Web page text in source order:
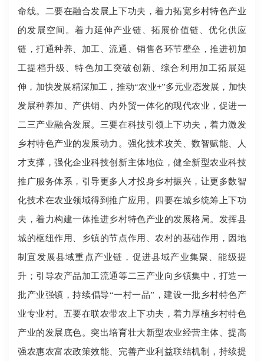
命线。二要在融合发展上下功夫，着力拓宽乡村特色产业
的发展空间。着力延伸产业链、拓展价值链、优化供应
链，打通种养、加工、流通、销售各环节壁垒，推进初加
工提档升级、特色加工突破创新、综合利用加工拓展延
伸，加快发展精深加工，推动“农业+”多元业态发展，加快
发展种养加、产供销、内外贸一体化的现代农业，促进一
二三产业融合发展。三要在科技引领上下功夫，着力激发
乡村特色产业的发展动力。强化技术攻关、数智赋能、人
才支撑，强化企业科技创新主体地位，健全新型农业科技
推广服务体系，引导更多人才投身乡村振兴，让更多数智
化技术在农业领域得到推广应用。四要在城乡统筹上下功
夫，着力构建一体推进乡村特色产业的发展格局。发挥县
城的枢纽作用、乡镇的节点作用、农村的基础作用，因地
制宜发展县域重点产业链，促进县域产业集聚、能级提
升；引导农产品加工流通等二三产业向乡镇集中，打造一
批产业强镇，持续倡导“一村一品”，建设一批乡村特色产
业专业村。五要在联农带农上下功夫，着力厚植乡村特色
产业的发展底色。突出培育壮大新型农业经营主体、提高
强农惠农富农政策效能、完善产业利益联结机制，持续提